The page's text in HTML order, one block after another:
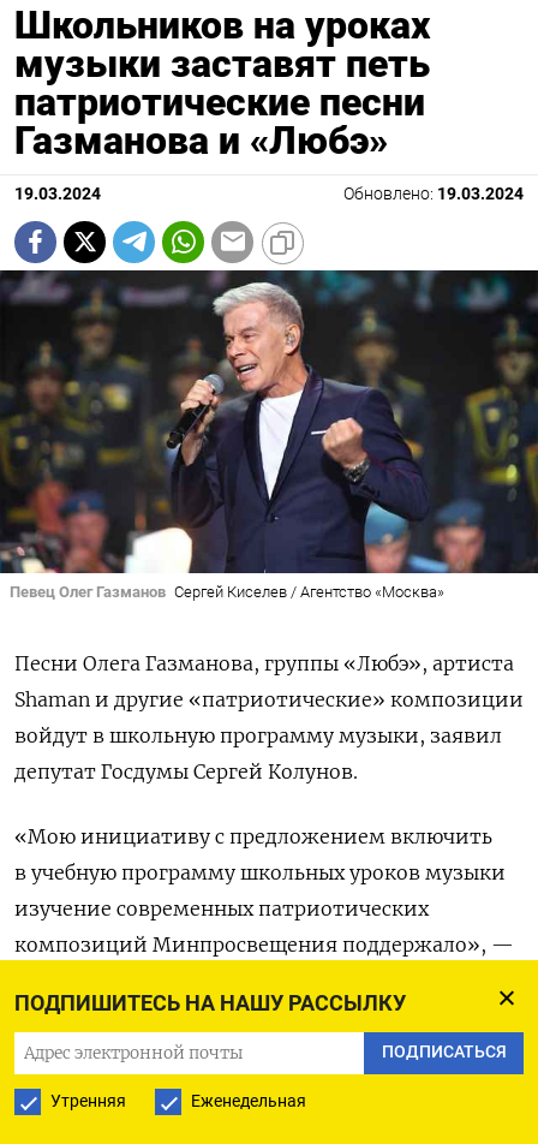
ПОДПИШИТЕСЬ НА НАШУ РАССЫЛКУ
ПОДПИСАТЬСЯ
Утренняя Еженедельная
Школьников на уроках
музыки заставят петь
патриотические песни
Газманова и «Любэ»
19.03.2024 Обновлено: 19.03.2024
Певец Олег Газманов Сергей Киселев / Агентство «Москва»
Песни Олега Газманова, группы «Любэ», артиста
Shaman и другие «патриотические» композиции
войдут в школьную программу музыки, заявил
депутат Госдумы Сергей Колунов.
«Мою инициативу с предложением включить
в учебную программу школьных уроков музыки
изучение современных патриотических
композиций Минпросвещения поддержало», —
Он добавил, что список исполнителей
прорабатывается совместно с экспертами
и родительским сообществом, но в него точно